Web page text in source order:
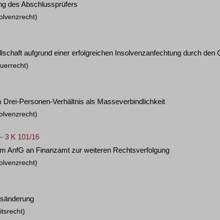
des Abschlussprüfers
aufgrund einer erfolgreichen Insolvenzanfechtung durch den
Personen-Verhältnis als Masseverbindlichkeit
3 K 101/16
AnfG an Finanzamt zur weiteren Rechtsverfolgung